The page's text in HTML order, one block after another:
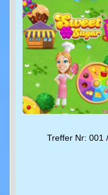
Treffer Nr: 001